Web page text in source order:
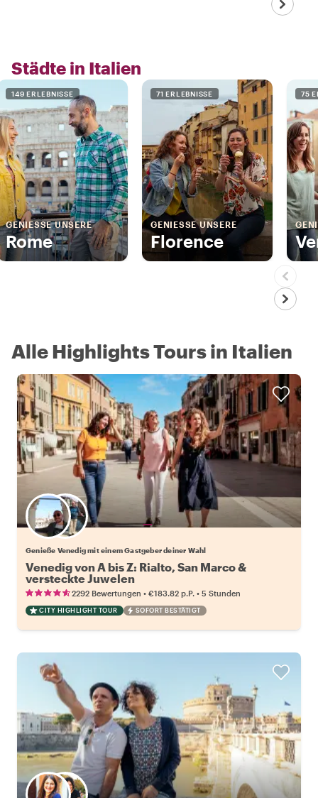
Städte in Italien
149 ERLEBNISSE
GENIESSE UNSERE
Rome
71 ERLEBNISSE
GENIESSE UNSERE
Florence
75
Alle Highlights Tours in Italien
Wähle deinen Lieblingsgastgeber
Genieße Venedig mit einem Gastgeber deiner Wahl
Venedig von A bis Z: Rialto, San Marco &
versteckte Juwelen
2292 Bewertungen • €183.82 p.P. • 5 Stunden
CITY HIGHLIGHT TOUR SOFORT BESTÄTIGT